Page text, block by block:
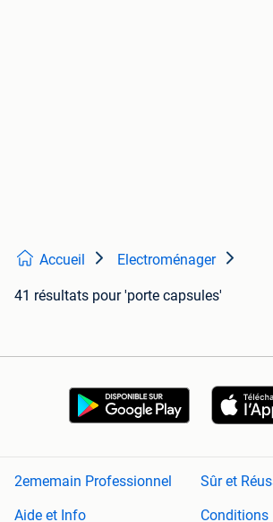
Accueil Electroménager
41 résultats pour 'porte capsules'
2ememain Professionnel
Sûr et
Aide et Info
Conditions